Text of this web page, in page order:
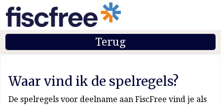
Terug
Waar vind ik de spelregels?
De spelregels voor deelname aan FiscFree vind je als